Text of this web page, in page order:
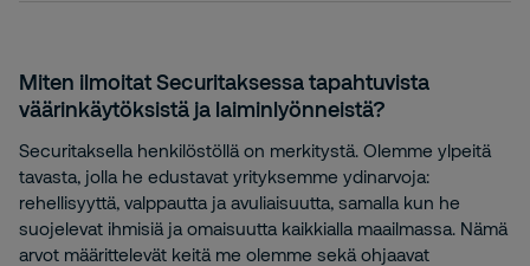
Miten ilmoitat Securitaksessa tapahtuvista
väärinkäytöksistä ja laiminlyönneistä?
Securitaksella henkilöstöllä on merkitystä. Olemme ylpeitä
tavasta, jolla he edustavat yrityksemme ydinarvoja:
rehellisyyttä, valppautta ja avuliaisuutta, samalla kun he
suojelevat ihmisiä ja omaisuutta kaikkialla maailmassa. Nämä
arvot määrittelevät keitä me olemme sekä ohjaavat